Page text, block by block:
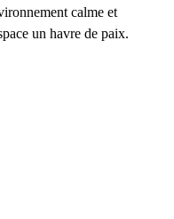
calme et
un havre de paix.